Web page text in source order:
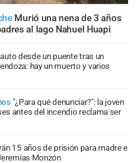
Murió una nena de 3 años
al lago Nahuel Huapi
desde un puente tras un
hay un muerto y varios
"¿Para qué denunciar?": la joven
antes del incendio reclama ser
15 años de prisión para madre e
Monzón